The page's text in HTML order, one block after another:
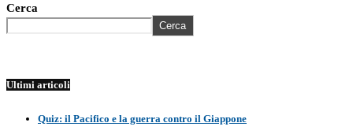
Cerca
Cerca
Ultimi articoli
Quiz: il Pacifico e la guerra contro il Giappone